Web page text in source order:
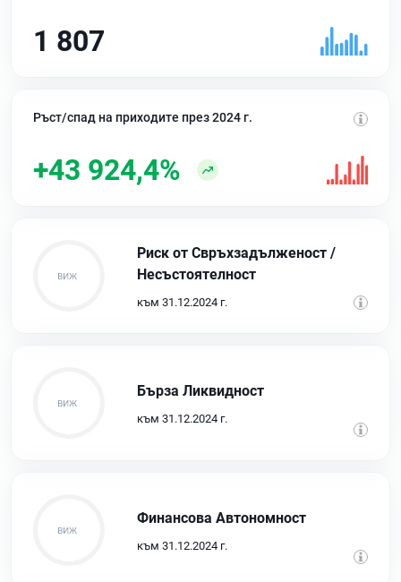
1 807
Ръст/спад на приходите през 2024 г.
+43 924,4%
Риск от Свръхзадълженост /
Несъстоятелност
към 31.12.2024 г.
Бърза Ликвидност
към 31.12.2024 г.
Финансова Автономност
към 31.12.2024 г.